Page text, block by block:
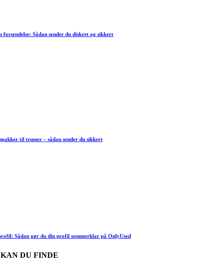
forsendelse: Sådan sender du diskret og sikkert
til trusser – sådan sender du sikkert
Sådan gør du din profil sommerklar på OnlyUsed
DU FINDE